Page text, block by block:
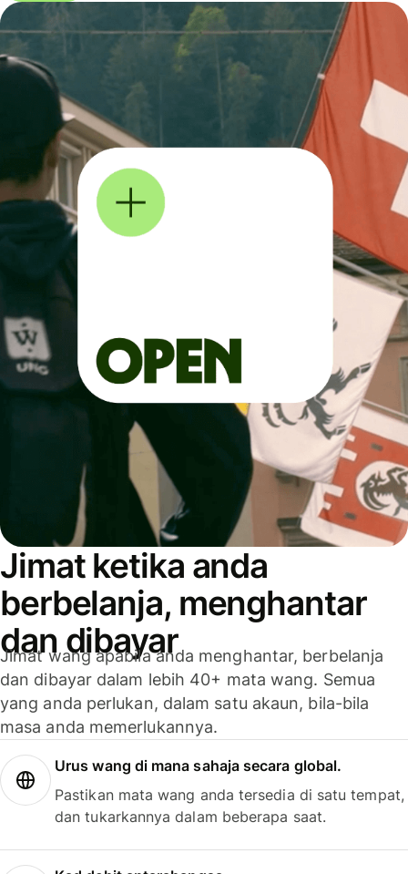
Jimat ketika anda
berbelanja, menghantar
dan dibayar
Jimat wang apabila anda menghantar, berbelanja
dan dibayar dalam lebih 40+ mata wang. Semua
yang anda perlukan, dalam satu akaun, bila-bila
masa anda memerlukannya.
Urus wang di mana sahaja secara global.
Pastikan mata wang anda tersedia di satu tempat,
dan tukarkannya dalam beberapa saat.